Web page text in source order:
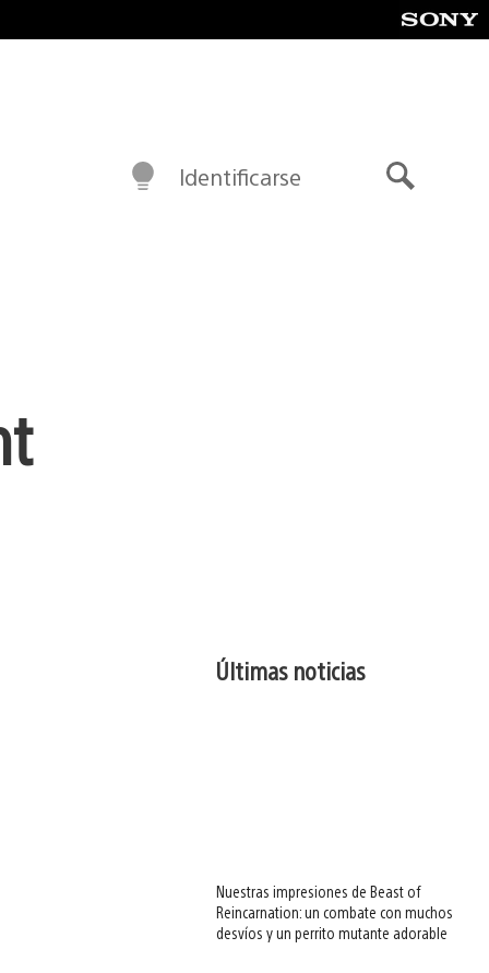
Identificarse
Últimas noticias
Nuestras impresiones de Beast of
Reincarnation: un combate con muchos
desvíos y un perrito mutante adorable